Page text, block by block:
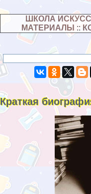
ШКОЛА
МАТЕРИАЛЫ ::
Краткая